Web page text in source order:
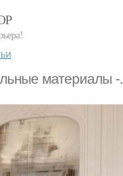
материалы -.